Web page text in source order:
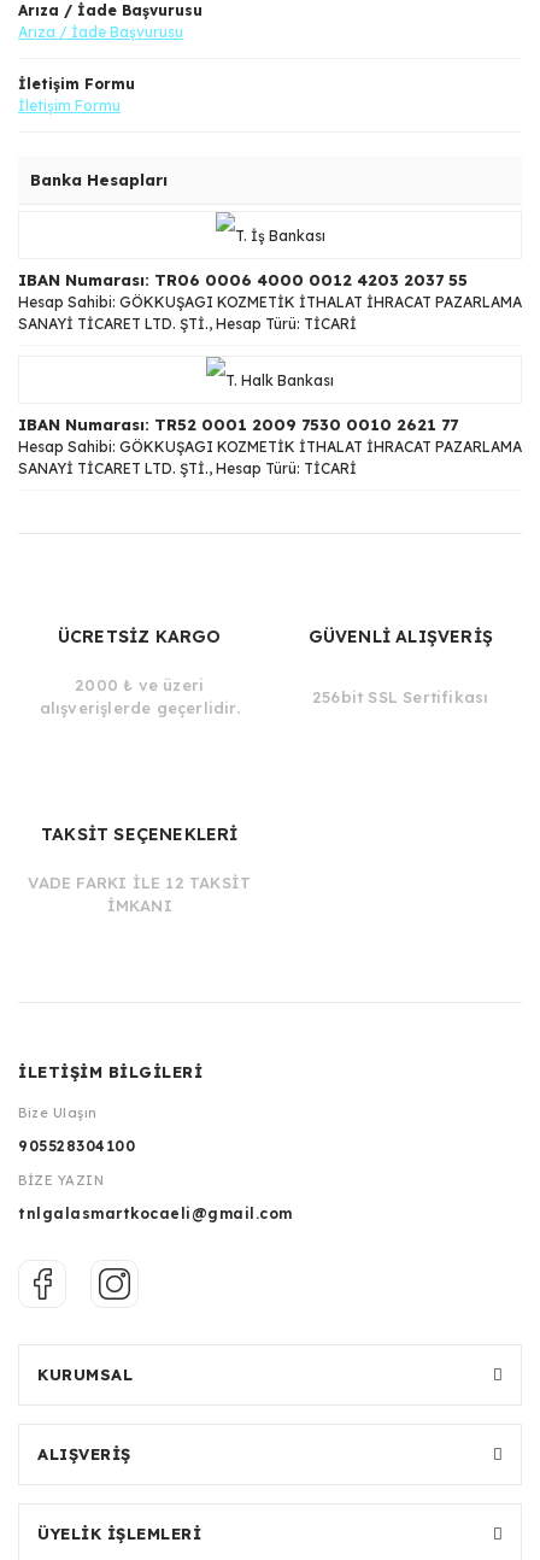
Arıza / İade Başvurusu
Arıza / İade Başvurusu
İletişim Formu
İletişim Formu
Banka Hesapları
IBAN Numarası: TR06 0006 4000 0012 4203 2037 55
Hesap Sahibi: GÖKKUŞAGI KOZMETİK İTHALAT İHRACAT PAZARLAMA
SANAYİ TİCARET LTD. ŞTİ., Hesap Türü: TİCARİ
IBAN Numarası: TR52 0001 2009 7530 0010 2621 77
Hesap Sahibi: GÖKKUŞAGI KOZMETİK İTHALAT İHRACAT PAZARLAMA
SANAYİ TİCARET LTD. ŞTİ., Hesap Türü: TİCARİ
ÜCRETSİZ KARGO
2000 ₺ ve üzeri
alışverişlerde geçerlidir.
GÜVENLİ ALIŞVERİŞ
256bit SSL Sertifikası
TAKSİT SEÇENEKLERİ
VADE FARKI İLE 12 TAKSİT
İMKANI
İLETİŞİM BİLGİLERİ
Bize Ulaşın
905528304100
BİZE YAZIN
tnlgalasmartkocaeli@gmail.com
KURUMSAL
ALIŞVERİŞ
ÜYELİK İŞLEMLERİ